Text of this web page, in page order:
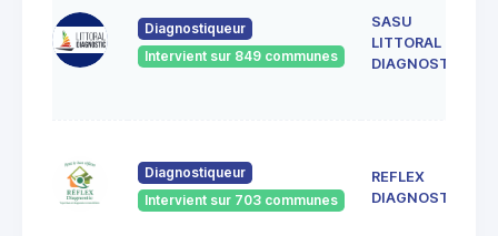
Diagnostiqueur
Intervient sur 849 communes
SASU
LITTORAL
DIAGNOSTIC
Diagnostiqueur
Intervient sur 703 communes
REFLEX
DIAGNOSTIC